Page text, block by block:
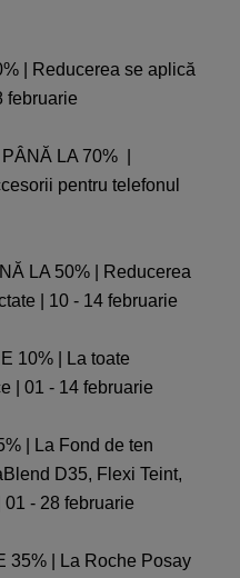
| Reducerea se aplică
februarie
LA 70% |
pentru telefonul
LA 50% | Reducerea
| 10 - 14 februarie
10% | La toate
| 01 - 14 februarie
| La Fond de ten
D35, Flexi Teint,
- 28 februarie
35% | La Roche Posay